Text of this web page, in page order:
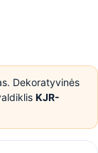
Dekoratyvinės
KJR-